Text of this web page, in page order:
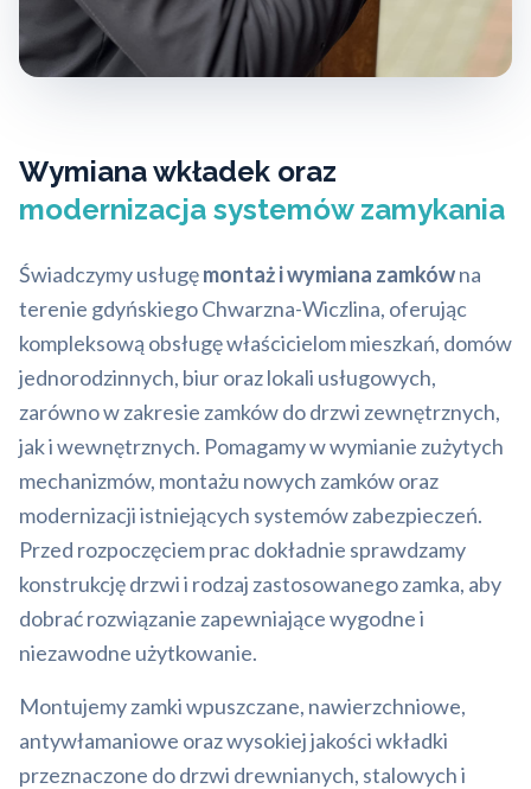
Wymiana wkładek oraz
modernizacja systemów zamykania
Świadczymy usługęmontaż i wymiana zamkówna
terenie gdyńskiego Chwarzna-Wiczlina, oferując
kompleksową obsługę właścicielom mieszkań, domów
jednorodzinnych, biur oraz lokali usługowych,
zarówno w zakresie zamków do drzwi zewnętrznych,
jak i wewnętrznych. Pomagamy w wymianie zużytych
mechanizmów, montażu nowych zamków oraz
modernizacji istniejących systemów zabezpieczeń.
Przed rozpoczęciem prac dokładnie sprawdzamy
konstrukcję drzwi i rodzaj zastosowanego zamka, aby
dobrać rozwiązanie zapewniające wygodne i
niezawodne użytkowanie.
Montujemy zamki wpuszczane, nawierzchniowe,
antywłamaniowe oraz wysokiej jakości wkładki
przeznaczone do drzwi drewnianych, stalowych i